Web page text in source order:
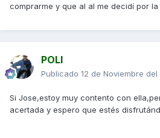
comprarme y que al al me decidí por la
POLI
Publicado 12 de Noviembre del
Si Jose,estoy muy contento con
acertada y espero que estés